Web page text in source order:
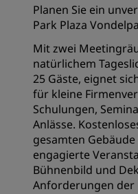
Planen Sie ein
Park Plaza
Mit zwei
natürlichem
25 Gäste, eignet
für kleine
Schulungen,
Anlässe.
gesamten
engagierte
Bühnenbild und
Anforderungen der